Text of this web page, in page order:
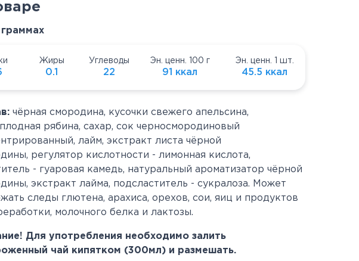
граммах
Жиры
0.1
Углеводы
22
Эн. ценн. 100 г
91 ккал
Эн. ценн. 1 шт.
45.5 ккал
чёрная смородина, кусочки свежего апельсина,
рябина, сахар, сок черносмородиновый
лайм, экстракт листа чёрной
регулятор кислотности - лимонная кислота,
- гуаровая камедь, натуральный ароматизатор чёрной
экстракт лайма, подсластитель - сукралоза. Может
следы глютена, арахиса, орехов, сои, яиц и продуктов
молочного белка и лактозы.
Для употребления необходимо залить
чай кипятком (300мл) и размешать.